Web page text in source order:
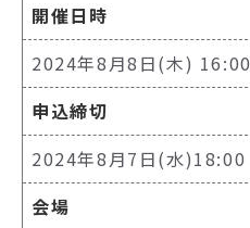
開催日時
2024年8月8日(木)
申込締切
2024年8月7日(水)18:00
会場